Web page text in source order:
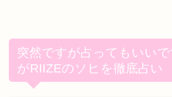
突然ですが占ってもいい
がRIIZEのソヒを徹底占い